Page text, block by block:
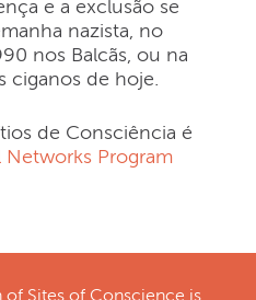
e a exclusão se
nazista, no
nos Balcãs, ou na
ciganos de hoje.
de Consciência é
Networks Program
Sites of Conscience is